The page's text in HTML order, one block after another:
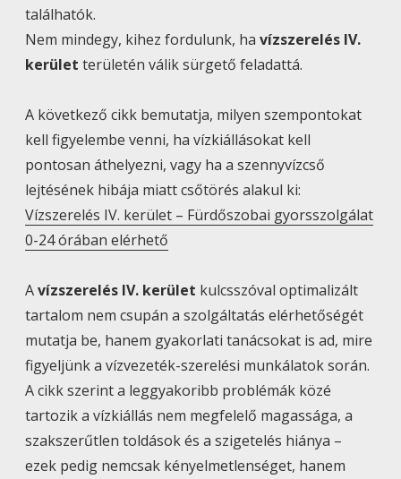
találhatók.
Nem mindegy, kihez fordulunk, ha vízszerelés IV.
kerület területén válik sürgető feladattá.
A következő cikk bemutatja, milyen szempontokat
kell figyelembe venni, ha vízkiállásokat kell
pontosan áthelyezni, vagy ha a szennyvízcső
lejtésének hibája miatt csőtörés alakul ki:
Vízszerelés IV. kerület – Fürdőszobai gyorsszolgálat
0-24 órában elérhető
Avízszerelés IV. kerület kulcsszóval optimalizált
tartalom nem csupán a szolgáltatás elérhetőségét
mutatja be, hanem gyakorlati tanácsokat is ad, mire
figyeljünk a vízvezeték-szerelési munkálatok során.
A cikk szerint a leggyakoribb problémák közé
tartozik a vízkiállás nem megfelelő magassága, a
szakszerűtlen toldások és a szigetelés hiánya –
ezek pedig nemcsak kényelmetlenséget, hanem